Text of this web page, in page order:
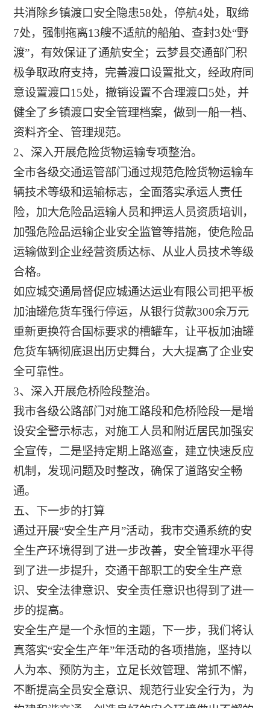
共消除乡镇渡口安全隐患58处，停航4处，取缔
7处，强制拖离13艘不适航的船舶、查封3处“野
渡”，有效保证了通航安全；云梦县交通部门积
极争取政府支持，完善渡口设置批文，经政府同
意设置渡口15处，撤销设置不合理渡口5处，并
健全了乡镇渡口安全管理档案，做到一船一档、
资料齐全、管理规范。
2、深入开展危险货物运输专项整治。
全市各级交通运管部门通过规范危险货物运输车
辆技术等级和运输标志，全面落实承运人责任
险，加大危险品运输人员和押运人员资质培训，
加强危险品运输企业安全监管等措施，使危险品
运输做到企业经营资质达标、从业人员技术等级
合格。
如应城交通局督促应城通达运业有限公司把平板
加油罐危货车强行停运，从银行贷款300余万元
重新更换符合国标要求的槽罐车，让平板加油罐
危货车辆彻底退出历史舞台，大大提高了企业安
全可靠性。
3、深入开展危桥险段整治。
我市各级公路部门对施工路段和危桥险段一是增
设安全警示标志，对施工人员和附近居民加强安
全宣传，二是坚持定期上路巡查，建立快速反应
机制，发现问题及时整改，确保了道路安全畅
通。
五、下一步的打算
通过开展“安全生产月”活动，我市交通系统的安
全生产环境得到了进一步改善，安全管理水平得
到了进一步提升，交通干部职工的安全生产意
识、安全法律意识、安全责任意识也得到了进一
步的提高。
安全生产是一个永恒的主题，下一步，我们将认
真落实“安全生产年”年活动的各项措施，坚持以
人为本、预防为主，立足长效管理、常抓不懈，
不断提高全员安全意识、规范行业安全行为，为